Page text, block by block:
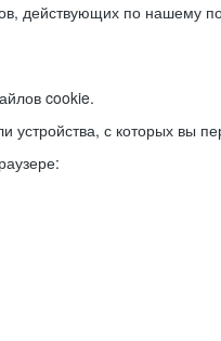
действующих по нашему
cookie.
устройства, с которых